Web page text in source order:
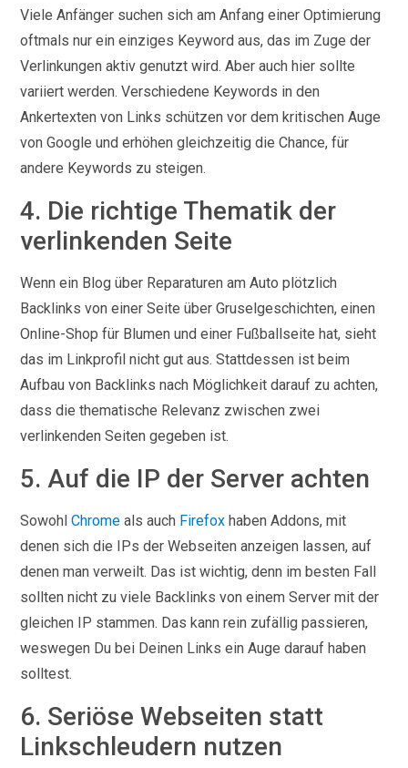
Viele Anfänger suchen sich am Anfang einer Optimierung
oftmals nur ein einziges Keyword aus, das im Zuge der
Verlinkungen aktiv genutzt wird. Aber auch hier sollte
variiert werden. Verschiedene Keywords in den
Ankertexten von Links schützen vor dem kritischen Auge
von Google und erhöhen gleichzeitig die Chance, für
andere Keywords zu steigen.
4. Die richtige Thematik der
verlinkenden Seite
Wenn ein Blog über Reparaturen am Auto plötzlich
Backlinks von einer Seite über Gruselgeschichten, einen
Online-Shop für Blumen und einer Fußballseite hat, sieht
das im Linkprofil nicht gut aus. Stattdessen ist beim
Aufbau von Backlinks nach Möglichkeit darauf zu achten,
dass die thematische Relevanz zwischen zwei
verlinkenden Seiten gegeben ist.
5. Auf die IP der Server achten
SowohlChrome als auch Firefox haben Addons, mit
denen sich die IPs der Webseiten anzeigen lassen, auf
denen man verweilt. Das ist wichtig, denn im besten Fall
sollten nicht zu viele Backlinks von einem Server mit der
gleichen IP stammen. Das kann rein zufällig passieren,
weswegen Du bei Deinen Links ein Auge darauf haben
solltest.
6. Seriöse Webseiten statt
Linkschleudern nutzen